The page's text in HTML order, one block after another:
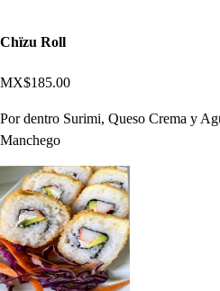
Chïzu Roll
MX$185.00
Por dentro Surimi, Queso Crema y
Manchego